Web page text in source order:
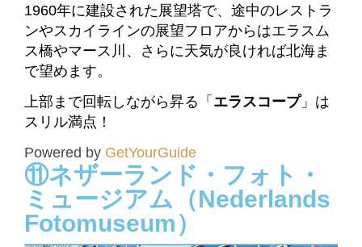
1960年に建設された展望塔で、途中のレストラ
ンやスカイラインの展望フロアからはエラスム
ス橋やマース川、さらに天気が良ければ北海ま
で望めます。
上部まで回転しながら昇る「 エラスコープ」は
スリル満点！
Powered by GetYourGuide
⑪ネザーランド・フォト・
ミュージアム（Nederlands
Fotomuseum）